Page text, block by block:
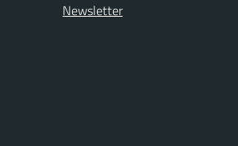
Newsletter